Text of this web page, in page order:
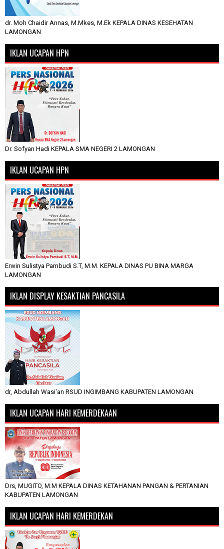
dr. Moh Chaidir Annas, M.Mkes, M.Ek KEPALA DINAS KESEHATAN
LAMONGAN
IKLAN UCAPAN HPN
Dr. Sofyan Hadi KEPALA SMA NEGERI 2 LAMONGAN
IKLAN UCAPAN HPN
Erwin Sulistya Pambudi S.T, M.M. KEPALA DINAS PU BINA MARGA
LAMONGAN
IKLAN DISPLAY KESAKTIAN PANCASILA
dr, Abdullah Wasi'an RSUD INGIMBANG KABUPATEN LAMONGAN
IKLAN UCAPAN HARI KEMERDEKAAN
Drs, MUGITO, M.M KEPALA DINAS KETAHANAN PANGAN & PERTANIAN
KABUPATEN LAMONGAN
IKLAN UCAPAN HARI KEMERDEKAN